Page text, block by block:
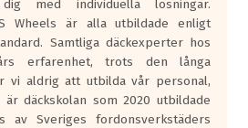
med individuella lösningar.
Wheels är alla utbildade enligt
Samtliga däckexperter hos
erfarenhet, trots den långa
vi aldrig att utbilda vår personal,
däckskolan som 2020 utbildade
av Sveriges fordonsverkstäders